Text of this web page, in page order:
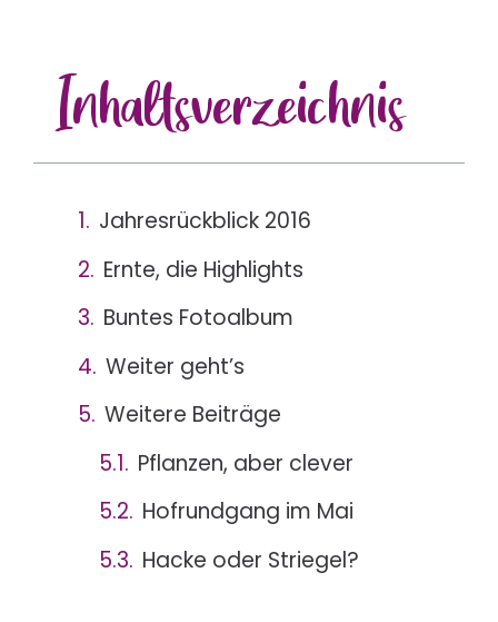
Inhaltsverzeichnis
Jahresrückblick 2016
Ernte, die Highlights
Buntes Fotoalbum
Weiter geht’s
Weitere Beiträge
Pflanzen, aber clever
Hofrundgang im Mai
Hacke oder Striegel?